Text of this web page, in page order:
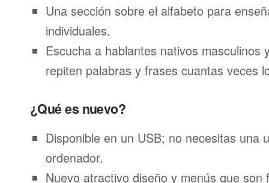
Una sección sobre el alfabeto para
individuales.
Escucha a hablantes nativos masculinos
repiten palabras y frases cuantas veces
¿Qué es nuevo?
Disponible en un USB; no necesitas una
ordenador.
Nuevo atractivo diseño y menús que son